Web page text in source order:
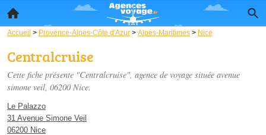
Accueil > Provence-Alpes-Côte d'Azur > Alpes-Maritimes > Nice
Centralcruise
Cette fiche présente "Centralcruise", agence de voyage située avenue
simone veil, 06200 Nice.
Le Palazzo
31 Avenue Simone Veil
06200 Nice